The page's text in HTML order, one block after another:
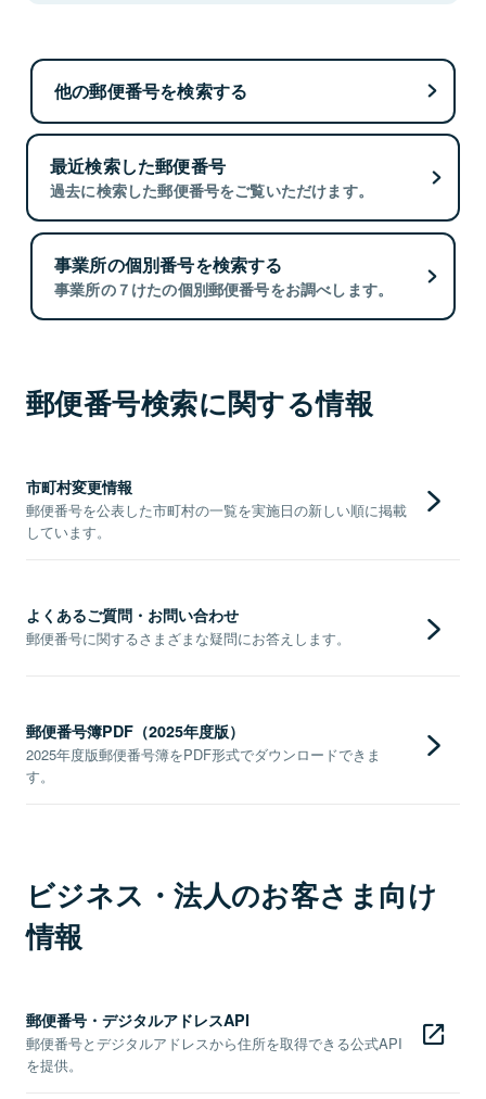
他の郵便番号を検索する
最近検索した郵便番号
過去に検索した郵便番号をご覧いただけます。
事業所の個別番号を検索する
事業所の７けたの個別郵便番号をお調べします。
郵便番号検索に関する情報
市町村変更情報
郵便番号を公表した市町村の一覧を実施日の新しい順に掲載
しています。
よくあるご質問・お問い合わせ
郵便番号に関するさまざまな疑問にお答えします。
郵便番号簿PDF（2025年度版）
2025年度版郵便番号簿をPDF形式でダウンロードできま
す。
ビジネス・法人のお客さま向け
情報
郵便番号・デジタルアドレスAPI
郵便番号とデジタルアドレスから住所を取得できる公式API
を提供。